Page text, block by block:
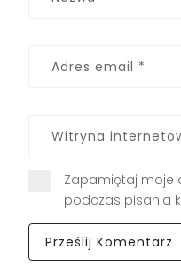
Zapamiętaj moje
podczas pisania